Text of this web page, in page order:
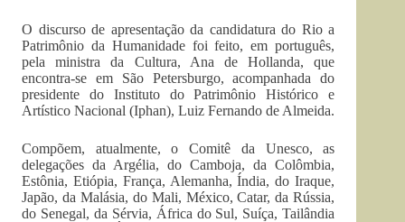
O discurso de apresentação da candidatura do Rio a
Patrimônio da Humanidade foi feito, em português,
pela ministra da Cultura, Ana de Hollanda, que
encontra-se em São Petersburgo, acompanhada do
presidente do Instituto do Patrimônio Histórico e
Artístico Nacional (Iphan), Luiz Fernando de Almeida.
Compõem, atualmente, o Comitê da Unesco, as
delegações da Argélia, do Camboja, da Colômbia,
Estônia, Etiópia, França, Alemanha, Índia, do Iraque,
Japão, da Malásia, do Mali, México, Catar, da Rússia,
do Senegal, da Sérvia, África do Sul, Suíça, Tailândia